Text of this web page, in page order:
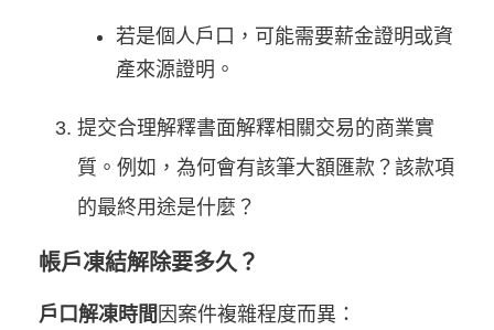
若是個人戶口，可能需要薪金證明或資
產來源證明。
提交合理解釋書面解釋相關交易的商業實
質。例如，為何會有該筆大額匯款？該款項
的最終用途是什麼？
帳戶凍結解除要多久？
戶口解凍時間 因案件複雜程度而異：